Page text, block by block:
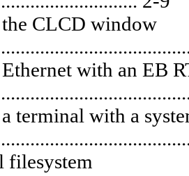
CLCD window
with an EB
terminal with a
filesystem